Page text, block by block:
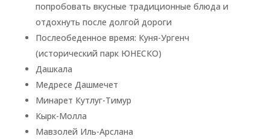
попробовать вкусные традиционные блюда и
отдохнуть после долгой дороги
Послеобеденное время: Куня-Ургенч
(исторический парк ЮНЕСКО)
Дашкала
Медресе Дашмечет
Минарет Кутлуг-Тимур
Кырк-Молла
Мавзолей Иль-Арслана